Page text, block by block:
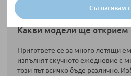
Съгласявам
възприятия. Вече можете да
“отвисоко” и то много лесно!
Какви модели ще открием
Пригответе се за много летящи
изпълнят скучното ежедневие с
този път всичко бъде различно.